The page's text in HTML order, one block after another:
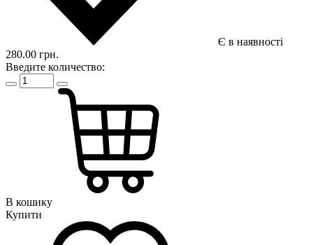
Є в наявності
280.00 грн.
Введите количество:
В кошику
Купити